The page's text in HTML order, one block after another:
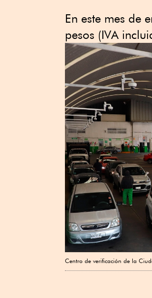
En este mes de
pesos (IVA
Centro de verificación de la